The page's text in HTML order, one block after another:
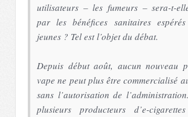
utilisateurs – les fumeurs – sera-t-
par les bénéfices sanitaires
jeunes ? Tel est l’objet du débat.
Depuis début août, aucun nouveau
vape ne peut plus être commercialisé
sans l’autorisation de
plusieurs producteurs d’e-